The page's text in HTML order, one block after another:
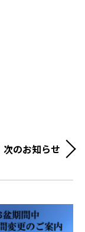
次のお知らせ